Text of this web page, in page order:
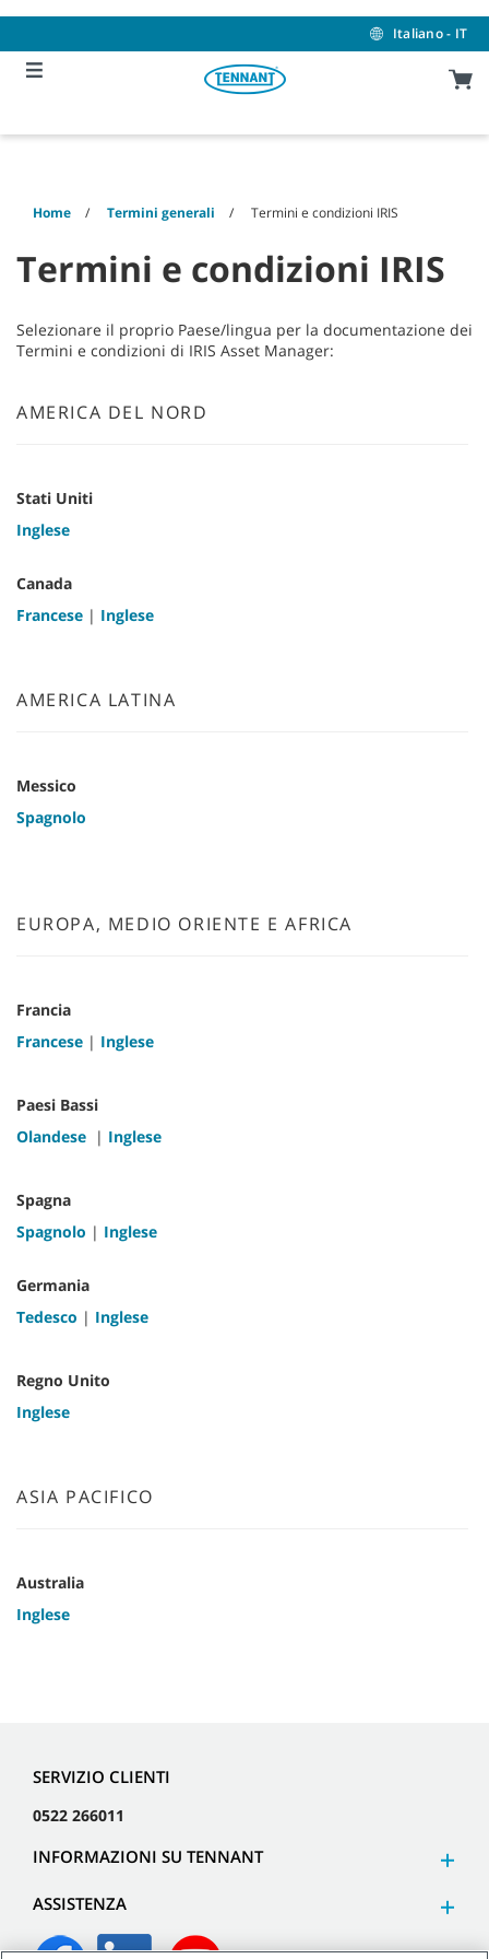
content
navigation
menu
Italiano - IT
Home Termini generali Termini e condizioni IRIS
Termini e condizioni IRIS
Selezionare il proprio Paese/lingua per la documentazione dei
Termini e condizioni di IRIS Asset Manager:
AMERICA DEL NORD
Stati Uniti
Inglese
Canada
Francese | Inglese
AMERICA LATINA
Messico
Spagnolo
EUROPA, MEDIO ORIENTE E AFRICA
Francia
Francese | Inglese
Paesi Bassi
Olandese | Inglese
Spagna
Spagnolo | Inglese
Germania
Tedesco | Inglese
Regno Unito
Inglese
ASIA PACIFICO
Australia
Inglese
SERVIZIO CLIENTI
0522 266011
INFORMAZIONI SU TENNANT
ASSISTENZA